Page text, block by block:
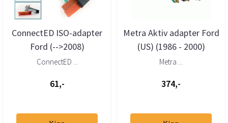
ConnectED ISO-adapter
Ford (-->2008)
ConnectED ...
61,-
Metra Aktiv adapter Ford
(US) (1986 - 2000)
Metra ...
374,-